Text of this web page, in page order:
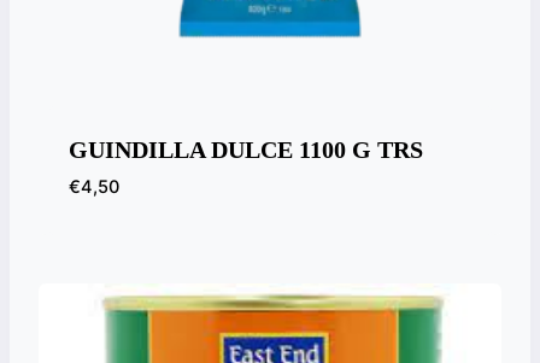
GUINDILLA DULCE 1100 G TRS
€4,50